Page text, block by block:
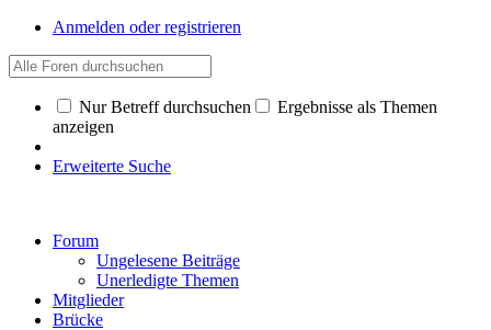
Anmelden oder registrieren
Nur Betreff durchsuchen
Ergebnisse als Themen
anzeigen
Erweiterte Suche
Forum
Ungelesene Beiträge
Unerledigte Themen
Mitglieder
Brücke